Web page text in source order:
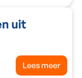
uit
Lees meer